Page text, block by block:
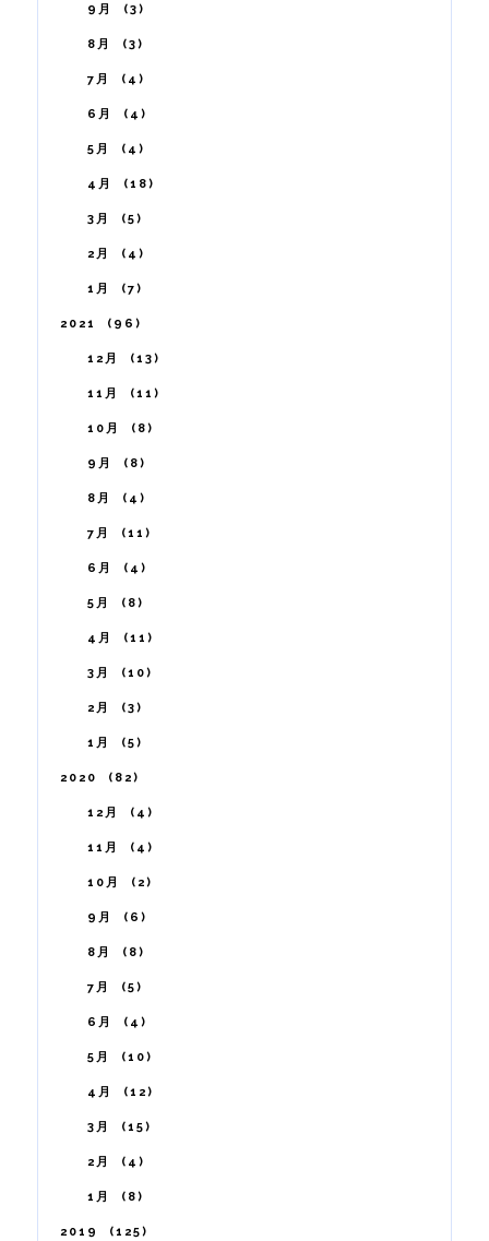
9月 3
8月 3
7月 4
6月 4
5月 4
4月 18
3月 5
2月 4
1月 7
2021 96
12月 13
11月 11
10月 8
9月 8
8月 4
7月 11
6月 4
5月 8
4月 11
3月 10
2月 3
1月 5
2020 82
12月 4
11月 4
10月 2
9月 6
8月 8
7月 5
6月 4
5月 10
4月 12
3月 15
2月 4
1月 8
2019 125